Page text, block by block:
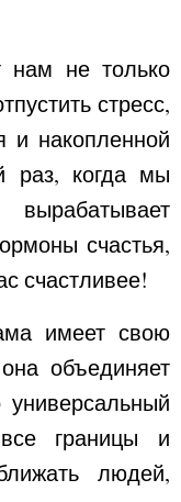
нам не только
стресс,
и накопленной
раз, когда мы
счастья,
счастливее!
имеет свою
объединяет
границы и
людей,